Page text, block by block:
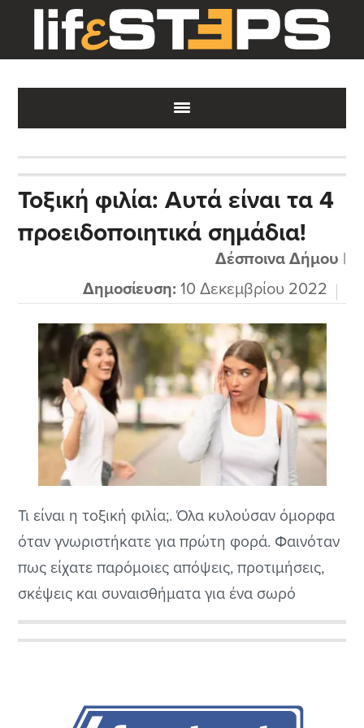
main
content
primary
sidebar
footer
Τοξική φιλία: Αυτά είναι τα 4
προειδοποιητικά σημάδια!
Δέσποινα Δήμου |
Δημοσίευση: 10 Δεκεμβρίου 2022
Τι είναι η τοξική φιλία;. Όλα κυλούσαν όμορφα
όταν γνωριστήκατε για πρώτη φορά. Φαινόταν
πως είχατε παρόμοιες απόψεις, προτιμήσεις,
σκέψεις και συναισθήματα για ένα σωρό
πράγματα. Γελούσατε πολύ και περνούσατε
όμορφα.
Πλευρική